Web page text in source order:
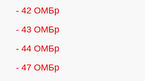
- 42 ОМБр
- 43 ОМБр
- 44 ОМБр
- 47 ОМБр